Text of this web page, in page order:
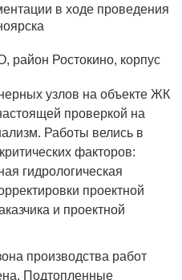
в ходе проведения
Ростокино, корпус
узлов на объекте ЖК
проверкой на
Работы велись в
факторов:
гидрологическая
проектной
и проектной
производства работ
Подтопленные